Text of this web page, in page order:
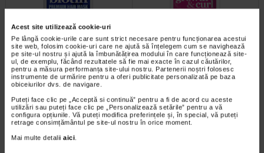
Acest site utilizează cookie-uri
Pe lângă cookie-urile care sunt strict necesare pentru funcționarea acestui
site web, folosim cookie-uri care ne ajută să înțelegem cum se navighează
pe site-ul nostru și ajută la îmbunătățirea modului în care funcționează site-
ul, de exemplu, făcând rezultatele să fie mai exacte în cazul căutărilor,
pentru a măsura performanța site-ului nostru. Partenerii noștri folosesc
instrumente de urmărire pentru a oferi publicitate personalizată pe baza
obiceiurilor dvs. de navigare.
Puteți face clic pe „Acceptă si continuă” pentru a fi de acord cu aceste
utilizări sau puteți face clic pe „Personalizează setările” pentru a vă
configura opțiunile. Vă puteți modifica preferințele și, în special, vă puteți
retrage consimțământul pe site-ul nostru în orice moment.
Mai multe detalii aici.
Masca cu biotina pentru par,
50 g, DIFEEL
Produsele Difeel Pro-Growth sunt
formule fortificate infuzate cu
biotina si promoveaza cresterea…
Masca regeneranta cu biotina
par cret, 50 g, DIFEEL
Beneficii: Defineste perfect firele de
par si faciliteaza coafarea; Masca
hraneste profund; Uleiul de…